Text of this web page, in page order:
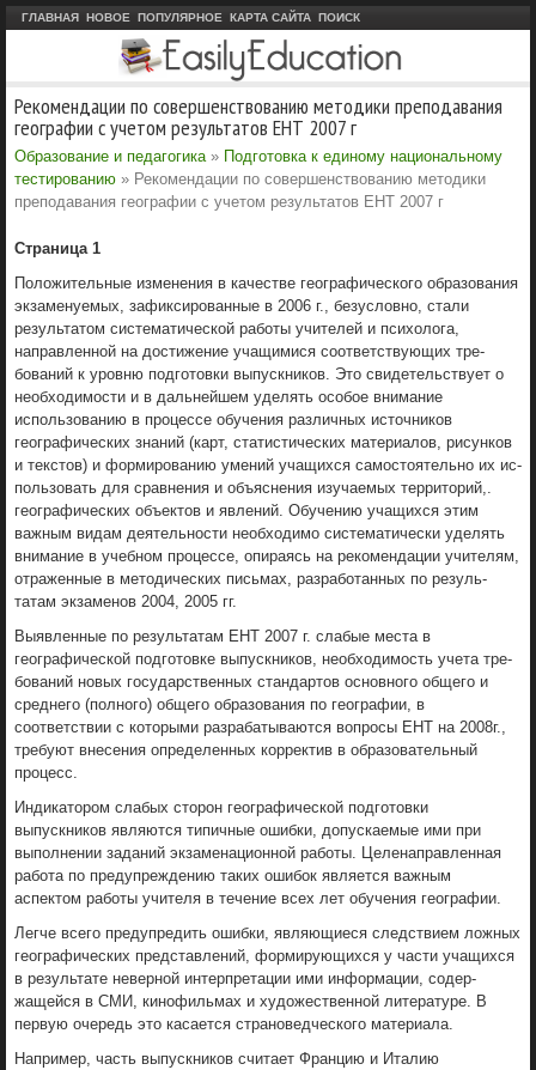
ГЛАВНАЯ НОВОЕ ПОПУЛЯРНОЕ КАРТА САЙТА ПОИСК
Рекомендации по совершенствованию методики преподавания
географии с учетом результатов ЕНТ 2007 г
Образование и педагогика » Подготовка к единому национальному
тестированию » Рекомендации по совершенствованию методики
преподавания географии с учетом результатов ЕНТ 2007 г
Страница 1
Положительные изменения в качестве географического образования
экзаменуе­мых, зафиксированные в 2006 г., безуслов­но, стали
результатом систематической работы учителей и психолога,
направленной на дости­жение учащимися соответствующих тре­
бований к уровню подготовки выпускни­ков. Это свидетельствует о
необходимос­ти и в дальнейшем уделять особое внима­ние
использованию в процессе обучения различных источников
географических знаний (карт, статистических материалов, рисунков
и текстов) и формированию умений учащихся самостоятельно их ис­
пользовать для сравнения и объяснения изучаемых территорий,.
географических объектов и явлений. Обучению учащихся этим
важным видам деятельности необхо­димо систематически уделять
внимание в учебном процессе, опираясь на рекомен­дации учителям,
отраженные в методиче­ских письмах, разработанных по резуль­
татам экзаменов 2004, 2005 гг.
Выявленные по результатам ЕНТ 2007 г. слабые места в
географической подготов­ке выпускников, необходимость учета тре­
бований новых государственных стандар­тов основного общего и
среднего (полно­го) общего образования по географии, в
соответствии с которыми разрабатывают­ся вопросы ЕНТ на 2008г.,
требуют внесения определенных корректив в об­разовательный
процесс.
Индикатором слабых сторон географи­ческой подготовки
выпускников являют­ся типичные ошибки, допускаемые ими при
выполнении заданий экзаменацион­ной работы. Целенаправленная
работа по предупреждению таких ошибок является важным
аспектом работы учителя в тече­ние всех лет обучения географии.
Легче всего предупредить ошибки, яв­ляющиеся следствием ложных
географи­ческих представлений, формирующихся у части учащихся
в результате неверной интерпретации ими информации, содер­
жащейся в СМИ, кинофильмах и художе­ственной литературе. В
первую очередь это касается страноведческого материала.
Например, часть выпускников считает Францию и Италию